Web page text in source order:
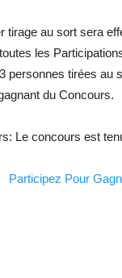
tirage au sort sera
les
personnes tirées au
du Concours.
Le concours est
Participez Pour